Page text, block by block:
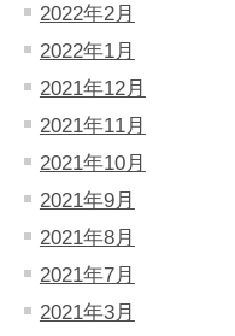
2022年2月
2022年1月
2021年12月
2021年11月
2021年10月
2021年9月
2021年8月
2021年7月
2021年3月